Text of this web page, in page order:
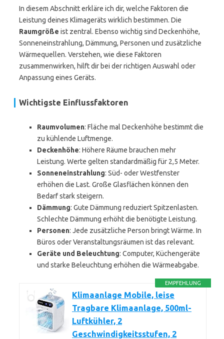
In diesem Abschnitt erkläre ich dir, welche Faktoren die
Leistung deines Klimageräts wirklich bestimmen. Die
Raumgröße ist zentral. Ebenso wichtig sind Deckenhöhe,
Sonneneinstrahlung, Dämmung, Personen und zusätzliche
Wärmequellen. Verstehen, wie diese Faktoren
zusammenwirken, hilft dir bei der richtigen Auswahl oder
Anpassung eines Geräts.
Wichtigste Einflussfaktoren
Raumvolumen: Fläche mal Deckenhöhe bestimmt die
zu kühlende Luftmenge.
Deckenhöhe: Höhere Räume brauchen mehr
Leistung. Werte gelten standardmäßig für 2,5 Meter.
Sonneneinstrahlung: Süd- oder Westfenster
erhöhen die Last. Große Glasflächen können den
Bedarf stark steigern.
Dämmung: Gute Dämmung reduziert Spitzenlasten.
Schlechte Dämmung erhöht die benötigte Leistung.
Personen: Jede zusätzliche Person bringt Wärme. In
Büros oder Veranstaltungsräumen ist das relevant.
Geräte und Beleuchtung: Computer, Küchengeräte
und starke Beleuchtung erhöhen die Wärmeabgabe.
EMPFEHLUNG
Klimaanlage Mobile, leise
Tragbare Klimaanlage, 500ml-
Luftkühler, 2
Geschwindigkeitsstufen, 2